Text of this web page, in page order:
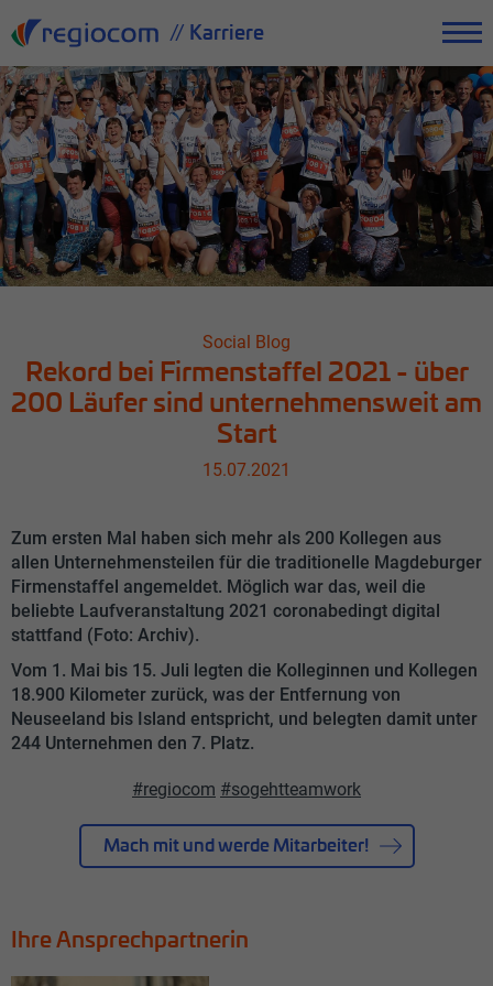
// Karriere
Social Blog
Rekord bei Firmenstaffel 2021 - über
200 Läufer sind unternehmensweit am
Start
15.07.2021
Zum ersten Mal haben sich mehr als 200 Kollegen aus
allen Unternehmensteilen für die traditionelle Magdeburger
Firmenstaffel angemeldet. Möglich war das, weil die
beliebte Laufveranstaltung 2021 coronabedingt digital
stattfand (Foto: Archiv).
Vom 1. Mai bis 15. Juli legten die Kolleginnen und Kollegen
18.900 Kilometer zurück, was der Entfernung von
Neuseeland bis Island entspricht, und belegten damit unter
244 Unternehmen den 7. Platz.
#regiocom #sogehtteamwork
Mach mit und werde Mitarbeiter!
Ihre Ansprechpartnerin